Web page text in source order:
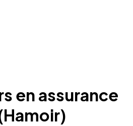
en assurance